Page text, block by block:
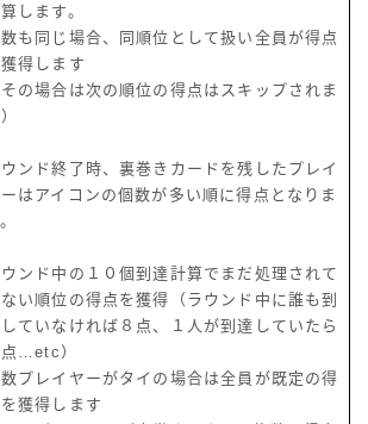
します。
も同じ場合、同順位として扱い全員が得点
得します
その場合は次の順位の得点はスキップされま
ンド終了時、裏巻きカードを残したプレイ
はアイコンの個数が多い順に得点となりま
ンド中の１０個到達計算でまだ処理されて
い順位の得点を獲得（ラウンド中に誰も到
ていなければ８点、１人が到達していたら
点…etc）
プレイヤーがタイの場合は全員が既定の得
を獲得します